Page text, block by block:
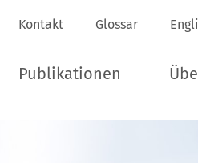
Kontakt Glossar
Publikationen